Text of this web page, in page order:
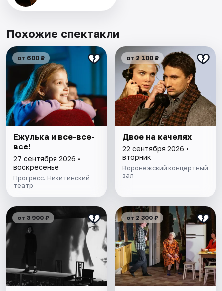
Похожие спектакли
от 600 ₽
Ежулька и все-все-
все!
27 сентября 2026 •
воскресенье
Прогресс. Никитинский
театр
от 2 100 ₽
Двое на качелях
22 сентября 2026 •
вторник
Воронежский концертный
зал
от 3 900 ₽ от 2 300 ₽